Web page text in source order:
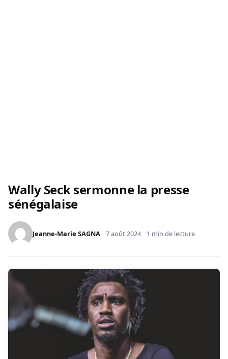
Wally Seck sermonne la presse
sénégalaise
Jeanne-Marie SAGNA 7 août 2024 1 min de lecture